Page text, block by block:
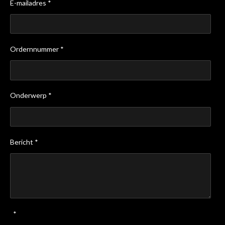
E-mailadres *
Ordernnummer *
Onderwerp *
Bericht *
*